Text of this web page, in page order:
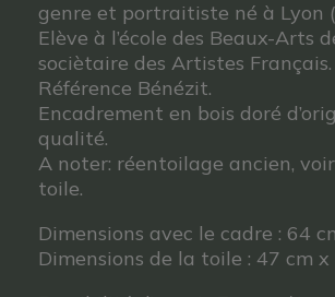
genre et portraitiste né à Lyon
Elève à l’école des Beaux-Arts
sociètaire des Artistes Français.
Référence Bénézit.
Encadrement en bois doré
qualité.
A noter: réentoilage ancien,
toile.
Dimensions avec le cadre : 64
Dimensions de la toile : 47 cm x